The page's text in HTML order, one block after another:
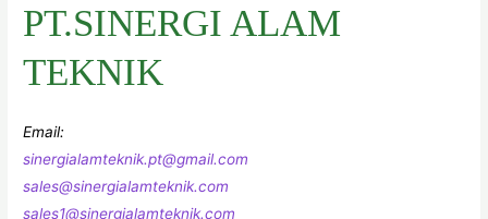
PT.SINERGI ALAM
TEKNIK
Email:
sinergialamteknik.pt@gmail.com
sales@sinergialamteknik.com
sales1@sinergialamteknik.com